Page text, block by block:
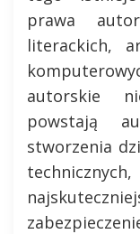
prawa
literackich,
autorskie
powstają
stworzenia